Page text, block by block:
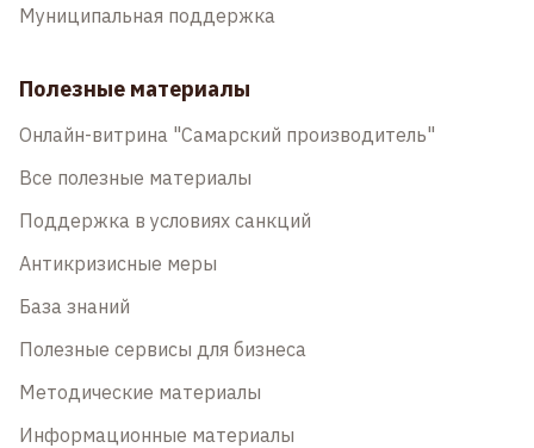
Муниципальная поддержка
Полезные материалы
Онлайн-витрина "Самарский производитель"
Все полезные материалы
Поддержка в условиях санкций
Антикризисные меры
База знаний
Полезные сервисы для бизнеса
Методические материалы
Информационные материалы